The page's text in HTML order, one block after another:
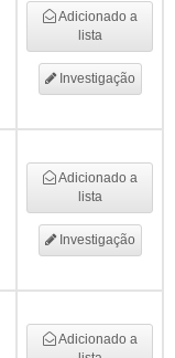
Adicionado a
lista
Investigação
Adicionado a
lista
Investigação
Adicionado a